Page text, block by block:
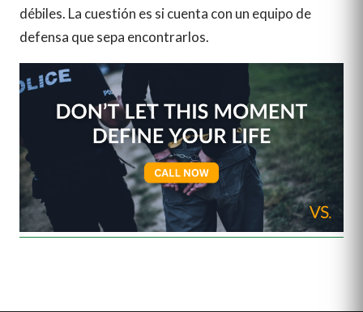
débiles. La cuestión es si cuenta con un equipo de
defensa que sepa encontrarlos.